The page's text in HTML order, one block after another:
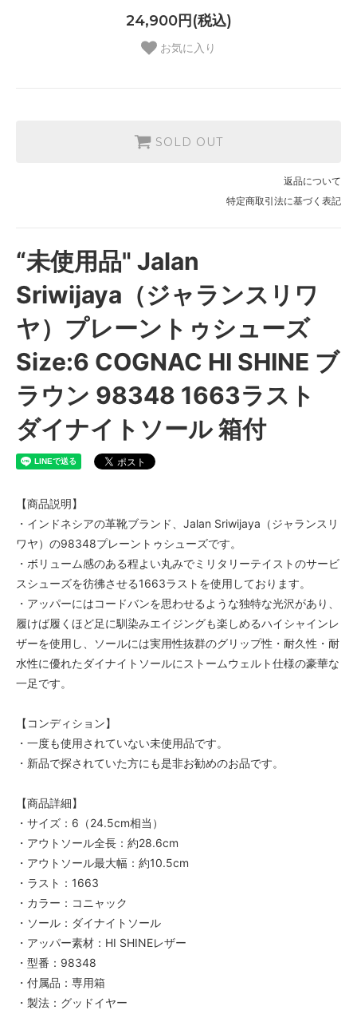
24,900円(税込)
お気に入り
SOLD OUT
返品について
特定商取引法に基づく表記
“未使用品" Jalan
Sriwijaya（ジャランスリワ
ヤ）プレーントゥシューズ
Size:6 COGNAC HI SHINE ブ
ラウン 98348 1663ラスト
ダイナイトソール 箱付
【商品説明】
・インドネシアの革靴ブランド、Jalan Sriwijaya（ジャランスリ
ワヤ）の98348プレーントゥシューズです。
・ボリューム感のある程よい丸みでミリタリーテイストのサービ
スシューズを彷彿させる1663ラストを使用しております。
・アッパーにはコードバンを思わせるような独特な光沢があり、
履けば履くほど足に馴染みエイジングも楽しめるハイシャインレ
ザーを使用し、ソールには実用性抜群のグリップ性・耐久性・耐
水性に優れたダイナイトソールにストームウェルト仕様の豪華な
一足です。
【コンディション】
・一度も使用されていない未使用品です。
・新品で探されていた方にも是非お勧めのお品です。
【商品詳細】
・サイズ：6（24.5cm相当）
・アウトソール全長：約28.6cm
・アウトソール最大幅：約10.5cm
・ラスト：1663
・カラー：コニャック
・ソール：ダイナイトソール
・アッパー素材：HI SHINEレザー
・型番：98348
・付属品：専用箱
・製法：グッドイヤー